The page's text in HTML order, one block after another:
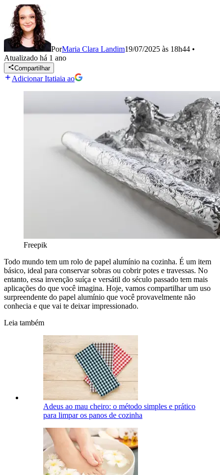
PorMaria Clara Landim19/07/2025 às 18h44 •
Atualizado há 1 ano
Compartilhar
Adicionar Itatiaia ao
Freepik
Todo mundo tem um rolo de papel alumínio na cozinha. É um item
básico, ideal para conservar sobras ou cobrir potes e travessas. No
entanto, essa invenção suíça e versátil do século passado tem mais
aplicações do que você imagina. Hoje, vamos compartilhar um uso
surpreendente do papel alumínio que você provavelmente não
conhecia e que vai te deixar impressionado.
Leia também
Adeus ao mau cheiro: o método simples e prático
para limpar os panos de cozinha